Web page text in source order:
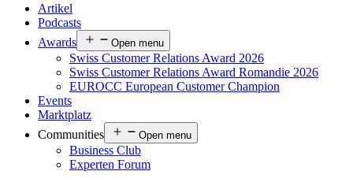
Artikel
Podcasts
Awards
Open menu
Swiss Customer Relations Award 2026
Swiss Customer Relations Award Romandie 2026
EUROCC European Customer Champion
Events
Marktplatz
Communities
Open menu
Business Club
Experten Forum